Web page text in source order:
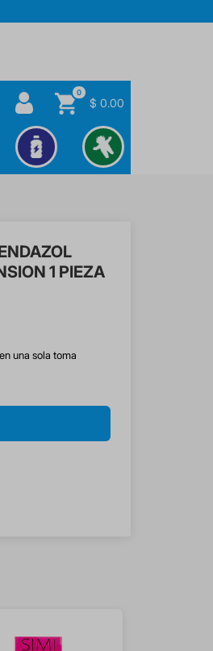
0
$ 0.00
1 PIEZA
una sola toma